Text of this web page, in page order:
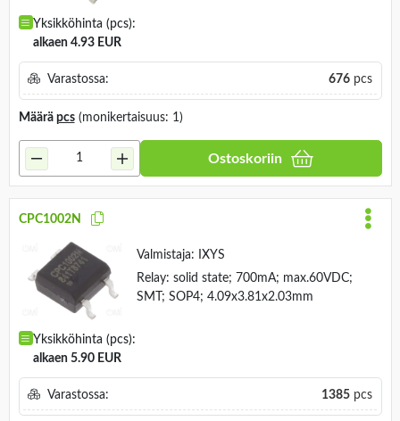
Yksikköhinta (pcs):
alkaen 4.93 EUR
Varastossa: 676pcs
Määrä pcs(monikertaisuus: 1)
Ostoskoriin
CPC1002N
Valmistaja:
IXYS
Relay: solid state; 700mA; max.60VDC;
SMT; SOP4; 4.09x3.81x2.03mm
Yksikköhinta (pcs):
alkaen 5.90 EUR
Varastossa: 1385pcs